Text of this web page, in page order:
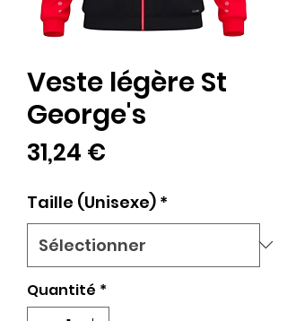
Veste légère St
George's
31,24 €
Taille (Unisexe) *
Quantité *